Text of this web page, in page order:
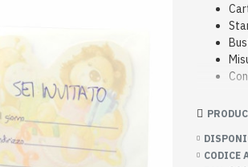
CODICE